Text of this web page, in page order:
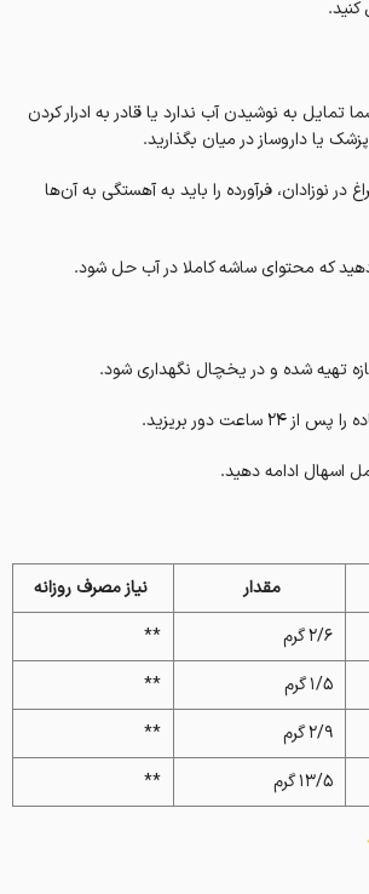
تمایل به نوشیدن آب ندارد یا قادر به ادرار کردن
یا داروساز در میان بگذارید.
در نوزادان، فرآورده را باید به آهستگی به آن‌ها
که محتوای ساشه کاملا در آب حل شود.
تهیه شده و در یخچال نگهداری شود.
ساعت دور بریزید.
اسهال ادامه دهید.
مقدار
نیاز مصرف روزانه
۲/۶ گرم
**
۱/۵ گرم
**
۲/۹ گرم
**
۱۳/۵ گرم **